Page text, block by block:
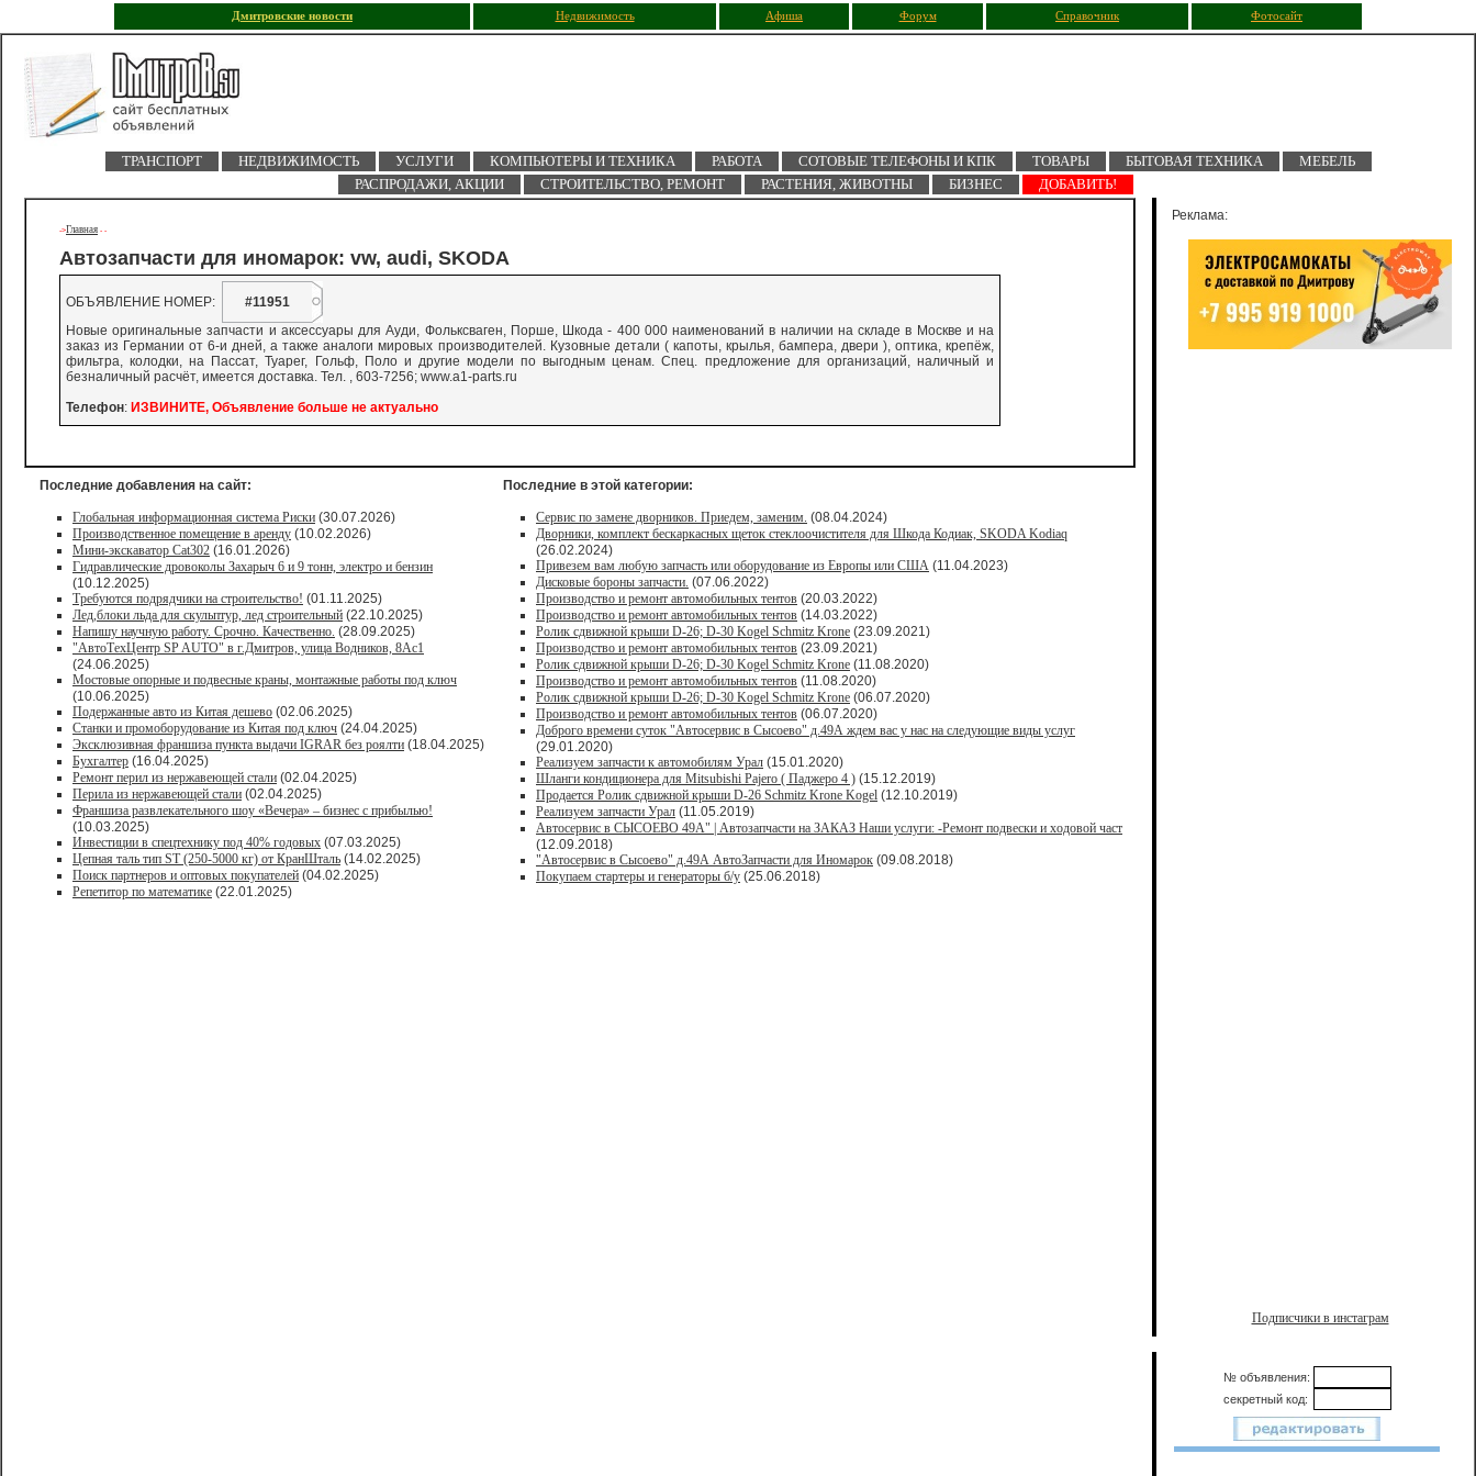
Дмитровские новости Недвижимость Афиша Форум Справочник Фотосайт
ТРАНСПОРТ НЕДВИЖИМОСТЬ УСЛУГИ КОМПЬЮТЕРЫ И ТЕХНИКА РАБОТА СОТОВЫЕ ТЕЛЕФОНЫ И КПК ТОВАРЫ БЫТОВАЯ ТЕХНИКА
МЕБЕЛЬ
РАСПРОДАЖИ, АКЦИИ
СТРОИТЕЛЬСТВО, РЕМОНТ РАСТЕНИЯ, ЖИВОТНЫ БИЗНЕС ДОБАВИТЬ!
->Главная - -
Автозапчасти для иномарок: vw, audi, SKODA
ОБЪЯВЛЕНИЕ НОМЕР:
#11951
Новые оригинальные запчасти и аксессуары для Ауди, Фольксваген, Порше, Шкода - 400 000 наименований в наличии на складе в Москве и на
заказ из Германии от 6-и дней, а также аналоги мировых производителей. Кузовные детали ( капоты, крылья, бампера, двери ), оптика, крепёж,
фильтра, колодки, на Пассат, Туарег, Гольф, Поло и другие модели по выгодным ценам. Спец. предложение для организаций, наличный и
безналичный расчёт, имеется доставка. Тел. , 603-7256; www.a1-parts.ru
Телефон: ИЗВИНИТЕ, Объявление больше не актуально
Последние добавления на сайт:
Глобальная информационная система Риски (30.07.2026)
Производственное помещение в аренду (10.02.2026)
Мини-экскаватор Cat302 (16.01.2026)
Гидравлические дровоколы Захарыч 6 и 9 тонн, электро и бензин
(10.12.2025)
Требуются подрядчики на строительство! (01.11.2025)
Лед,блоки льда для скульптур, лед строительный (22.10.2025)
Напишу научную работу. Срочно. Качественно. (28.09.2025)
"АвтоТехЦентр SP AUTO" в г.Дмитров, улица Водников, 8Ас1
(24.06.2025)
Мостовые опорные и подвесные краны, монтажные работы под ключ
(10.06.2025)
Подержанные авто из Китая дешево (02.06.2025)
Станки и промоборудование из Китая под ключ (24.04.2025)
Эксклюзивная франшиза пункта выдачи IGRAR без роялти (18.04.2025)
Бухгалтер (16.04.2025)
Ремонт перил из нержавеющей стали (02.04.2025)
Перила из нержавеющей стали (02.04.2025)
Франшиза развлекательного шоу «Вечера» – бизнес с прибылью!
(10.03.2025)
Инвестиции в спецтехнику под 40% годовых (07.03.2025)
Цепная таль тип ST (250-5000 кг) от КранШталь (14.02.2025)
Поиск партнеров и оптовых покупателей (04.02.2025)
Репетитор по математике (22.01.2025)
Последние в этой категории:
Сервис по замене дворников. Приедем, заменим. (08.04.2024)
Дворники, комплект бескаркасных щеток стеклоочистителя для Шкода Кодиак, SKODA Kodiaq
(26.02.2024)
Привезем вам любую запчасть или оборудование из Европы или США (11.04.2023)
Дисковые бороны запчасти. (07.06.2022)
Производство и ремонт автомобильных тентов (20.03.2022)
Производство и ремонт автомобильных тентов (14.03.2022)
Ролик сдвижной крыши D-26; D-30 Kogel Schmitz Krone (23.09.2021)
Производство и ремонт автомобильных тентов (23.09.2021)
Ролик сдвижной крыши D-26; D-30 Kogel Schmitz Krone (11.08.2020)
Производство и ремонт автомобильных тентов (11.08.2020)
Ролик сдвижной крыши D-26; D-30 Kogel Schmitz Krone (06.07.2020)
Производство и ремонт автомобильных тентов (06.07.2020)
Доброго времени суток "Автосервис в Сысоево" д.49А ждем вас у нас на следующие виды услуг
(29.01.2020)
Реализуем запчасти к автомобилям Урал (15.01.2020)
Шланги кондиционера для Mitsubishi Pajero ( Паджеро 4 ) (15.12.2019)
Продается Ролик сдвижной крыши D-26 Schmitz Krone Kogel (12.10.2019)
Реализуем запчасти Урал (11.05.2019)
Автосервис в СЫСОЕВО 49А" | Автозапчасти на ЗАКАЗ Наши услуги: -Ремонт подвески и ходовой част
(12.09.2018)
"Автосервис в Сысоево" д.49А АвтоЗапчасти для Иномарок (09.08.2018)
Покупаем стартеры и генераторы б/у (25.06.2018)
Реклама:
Подписчики в инстаграм
№ объявления:
секретный код: